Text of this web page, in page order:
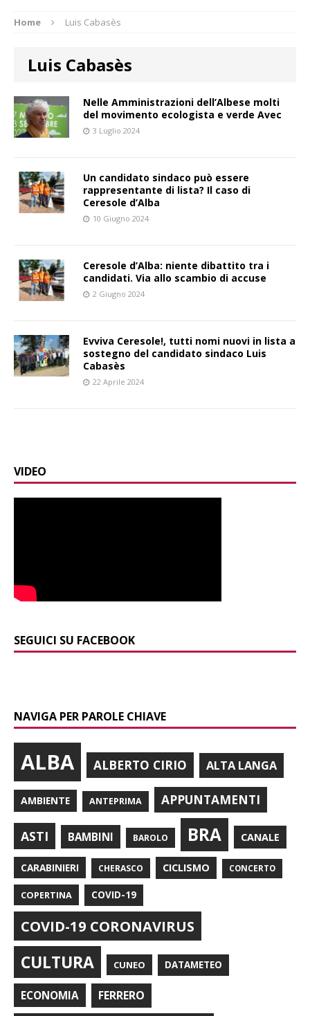
Home Luis Cabasès
Luis Cabasès
Nelle Amministrazioni dell’Albese molti
del movimento ecologista e verde Avec
3 Luglio 2024
Un candidato sindaco può essere
rappresentante di lista? Il caso di
Ceresole d’Alba
10 Giugno 2024
Ceresole d’Alba: niente dibattito tra i
candidati. Via allo scambio di accuse
2 Giugno 2024
Evviva Ceresole!, tutti nomi nuovi in lista a
sostegno del candidato sindaco Luis
Cabasès
22 Aprile 2024
VIDEO
SEGUICI SU FACEBOOK
NAVIGA PER PAROLE CHIAVE
ALBA ALBERTO CIRIO ALTA LANGA
AMBIENTE ANTEPRIMA APPUNTAMENTI
ASTI BAMBINI BAROLO BRA CANALE
CARABINIERI CHERASCO CICLISMO CONCERTO
COPERTINA COVID-19
COVID-19 CORONAVIRUS
CULTURA CUNEO DATAMETEO
ECONOMIA FERRERO